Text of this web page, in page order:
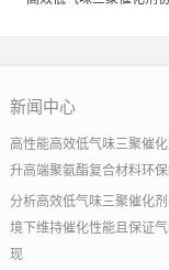
新闻中心
高性能高效低气味三聚催
升高端聚氨酯复合材料环
分析高效低气味三聚催化
境下维持催化性能且保证
现